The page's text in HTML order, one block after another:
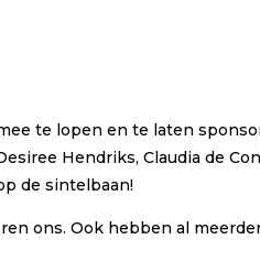
te lopen en te laten
Hendriks, Claudia de
de sintelbaan!
ons. Ook hebben al